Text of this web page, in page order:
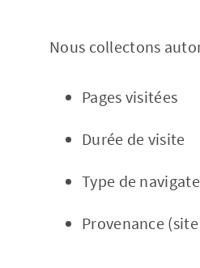
Nous collectons
Pages visitées
Durée de visite
Type de
Provenance